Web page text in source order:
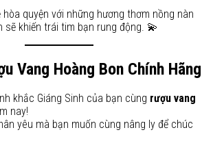
quyện với những hương thơm nồng nàn
sẽ khiến trái tim bạn rung động. 💫
Vang Hoàng Bon Chính Hãng
khắc Giáng Sinh của bạn cùng rượu vang
nay!
yêu mà bạn muốn cùng nâng ly để chúc